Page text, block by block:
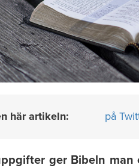
här artikeln: på
ger Bibeln man